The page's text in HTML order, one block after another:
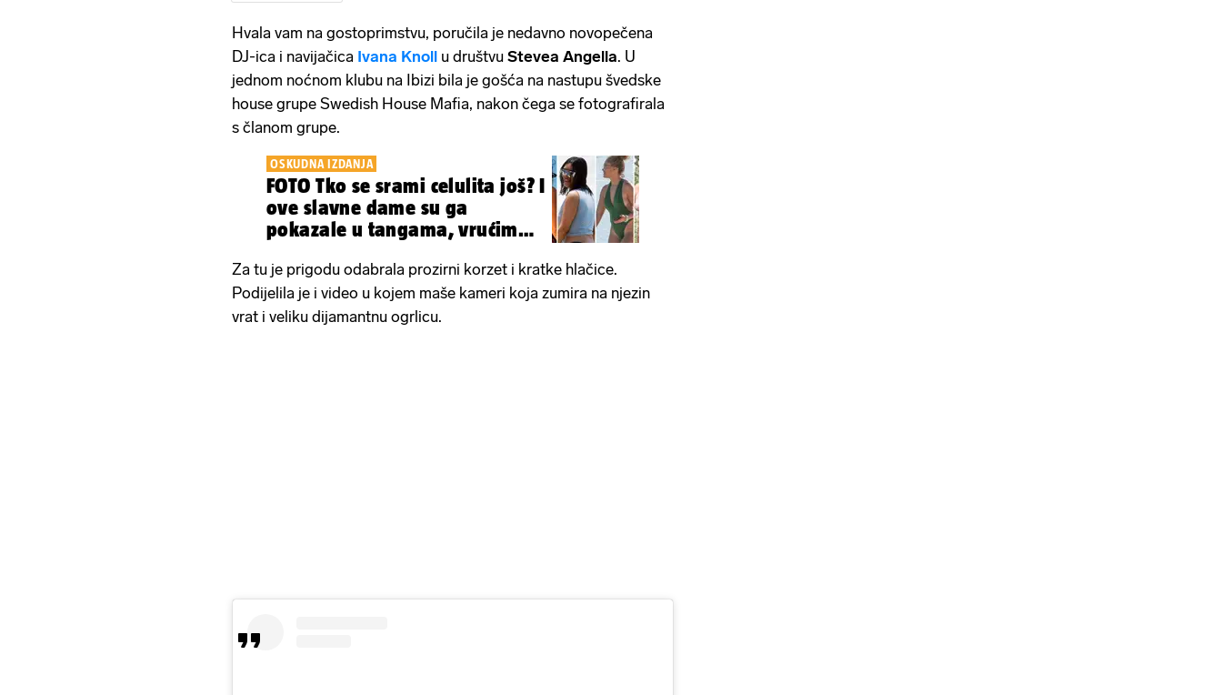
Hvala vam na gostoprimstvu, poručila je nedavno novopečena
DJ-ica i navijačica Ivana Knoll u društvu Stevea Angella. U
jednom noćnom klubu na Ibizi bila je gošća na nastupu švedske
house grupe Swedish House Mafia, nakon čega se fotografirala
s članom grupe.
OSKUDNA IZDANJA
FOTO Tko se srami celulita još? I
ove slavne dame su ga
pokazale u tangama, vrućim
Za tu je prigodu odabrala prozirni korzet i kratke hlačice.
Podijelila je i video u kojem maše kameri koja zumira na njezin
vrat i veliku dijamantnu ogrlicu.